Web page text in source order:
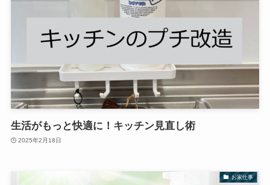
生活がもっと快適に！キッチン見直し術
2025年2月18日
お家仕事